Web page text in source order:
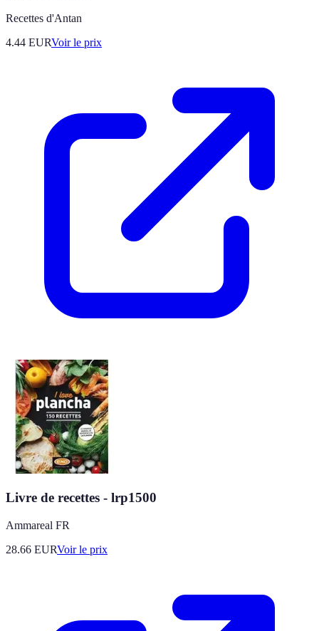
Recettes d'Antan
4.44 EURVoir le prix
Livre de recettes - lrp1500
Ammareal FR
28.66 EURVoir le prix